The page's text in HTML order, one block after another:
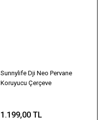
Sunnylife Dji Neo Pervane
Koruyucu Çerçeve
1.199,00 TL